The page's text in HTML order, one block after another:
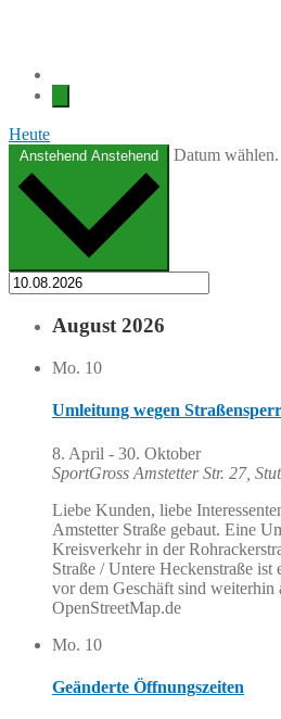
Heute
Anstehend Anstehend Datum wählen.
August 2026
Mo. 10
Umleitung wegen
8. April - 30. Oktober
SportGross Amstetter Str. 27,
Liebe Kunden, liebe
Amstetter Straße gebaut. Eine
Kreisverkehr in der
Straße / Untere Heckenstraße
vor dem Geschäft sind weiterhin
OpenStreetMap.de
Mo. 10
Geänderte Öffnungszeiten